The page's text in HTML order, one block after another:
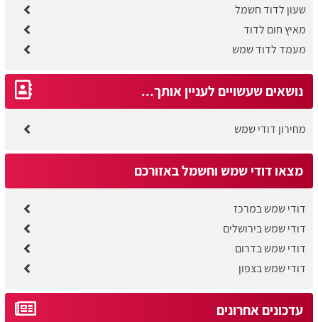
שעון לדוד חשמל
מאיץ חום לדוד
מעמד לדוד שמש
נושאים שעשויים לעניין אותך...
מחירון דודי שמש
מצאו דודי שמש וחשמל באזורכם
דודי שמש במרכז
דודי שמש בירושלים
דודי שמש בדרום
דודי שמש בצפון
עדכונים אחרונים